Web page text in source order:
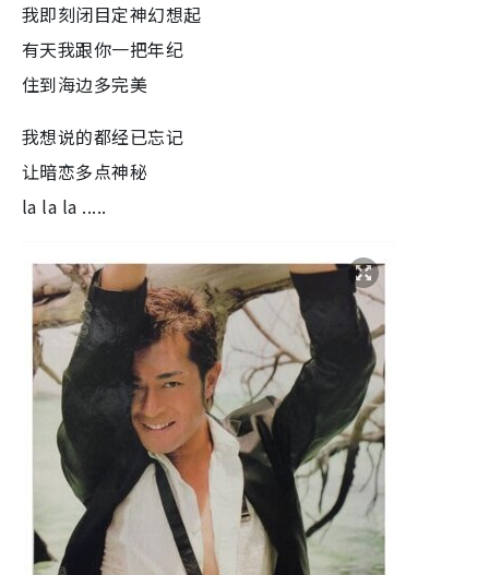
我即刻闭目定神幻想起
有天我跟你一把年纪
住到海边多完美
我想说的都经已忘记
让暗恋多点神秘
la la la .....